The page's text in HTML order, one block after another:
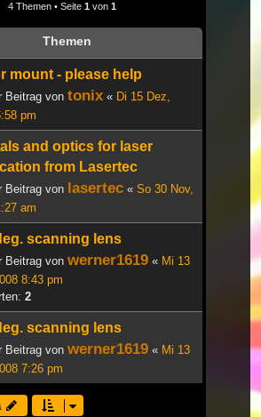
4 Themen • Seite 1 von 1
Themen
mount - please help
Beitrag von tonix « Di 15 Dez,
pm
and optics for laser
from Lasertec
Beitrag von lasertec « So 30 Nov,
am
scanning lens
Beitrag von werner1619 « Mi 13
8:43 pm
2
scanning lens
Beitrag von werner1619 « Mi 13
7:26 pm